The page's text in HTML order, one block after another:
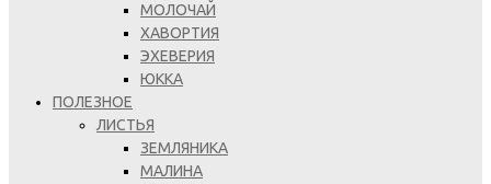
МОЛОЧАЙ
ХАВОРТИЯ
ЭХЕВЕРИЯ
ЮККА
ПОЛЕЗНОЕ
ЛИСТЬЯ
ЗЕМЛЯНИКА
МАЛИНА